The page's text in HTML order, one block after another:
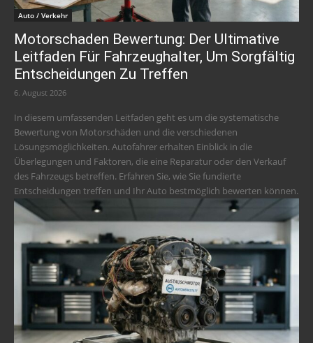
Auto / Verkehr
Motorschaden Bewertung: Der Ultimative
Leitfaden Für Fahrzeughalter, Um Sorgfältig
Entscheidungen Zu Treffen
6. August 2026
In diesem umfassenden Leitfaden geht es um die systematische
Bewertung von Motorschäden und die verschiedenen
Lösungsmöglichkeiten. Autofahrer erhalten Einblick in die
Überlegungen und Faktoren, die eine Reparatur oder den Verkauf
des Fahrzeugs betreffen. Erfahren Sie, wie Sie fundierte
Entscheidungen treffen und Ihr Auto bestmöglich bewerten können.